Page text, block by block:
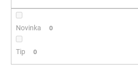
Novinka 0
Tip 0